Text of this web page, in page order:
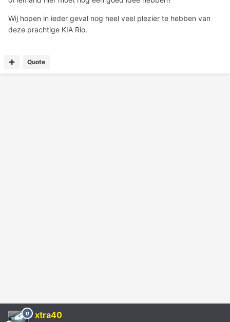
Wij hopen in ieder geval nog heel veel plezier te hebben van
deze prachtige KIA Rio.
Quote
xtra40